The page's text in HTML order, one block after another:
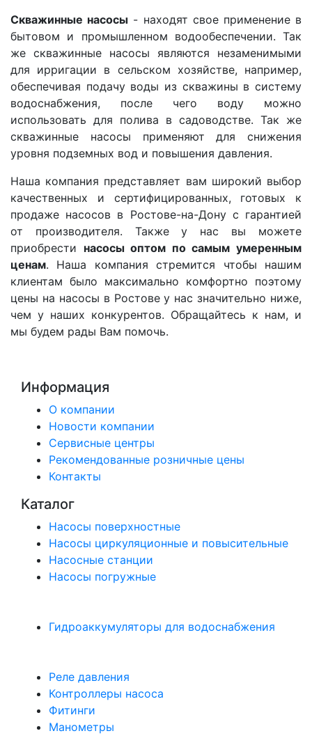
Скважинные насосы - находят свое применение в
бытовом и промышленном водообеспечении. Так
же скважинные насосы являются незаменимыми
для ирригации в сельском хозяйстве, например,
обеспечивая подачу воды из скважины в систему
водоснабжения, после чего воду можно
использовать для полива в садоводстве. Так же
скважинные насосы применяют для снижения
уровня подземных вод и повышения давления.
Наша компания представляет вам широкий выбор
качественных и сертифицированных, готовых к
продаже насосов в Ростове-на-Дону с гарантией
от производителя. Также у нас вы можете
приобрести насосы оптом по самым умеренным
ценам. Наша компания стремится чтобы нашим
клиентам было максимально комфортно поэтому
цены на насосы в Ростове у нас значительно ниже,
чем у наших конкурентов. Обращайтесь к нам, и
мы будем рады Вам помочь.
Информация
О компании
Новости компании
Сервисные центры
Рекомендованные розничные цены
Контакты
Каталог
Насосы поверхностные
Насосы циркуляционные и повысительные
Насосные станции
Насосы погружные
Гидроаккумуляторы для водоснабжения
Реле давления
Контроллеры насоса
Фитинги
Манометры